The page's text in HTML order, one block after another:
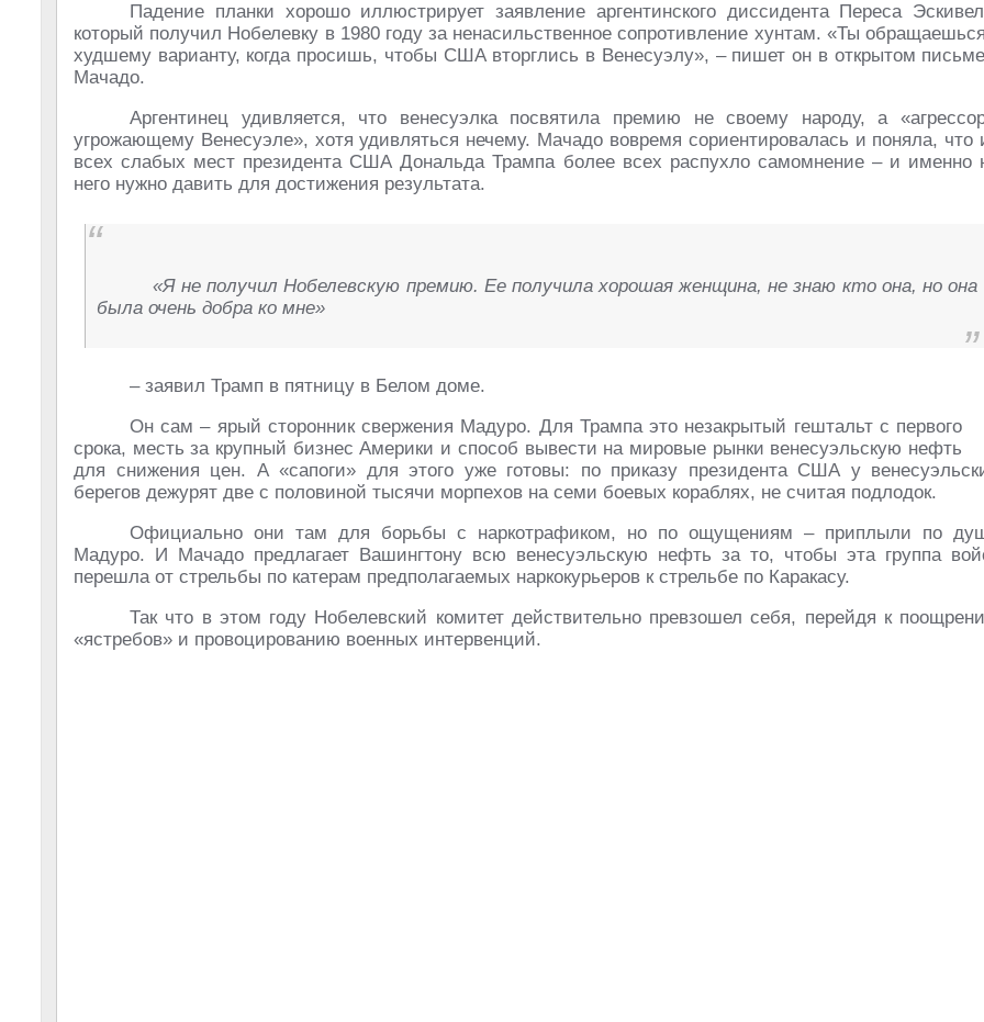
Падение планки хорошо иллюстрирует заявление аргентинского диссидента Переса
который получил Нобелевку в 1980 году за ненасильственное сопротивление хунтам. «Ты
худшему варианту, когда просишь, чтобы США вторглись в Венесуэлу», – пишет он в открытом
Мачадо.
Аргентинец удивляется, что венесуэлка посвятила премию не своему народу, а
угрожающему Венесуэле», хотя удивляться нечему. Мачадо вовремя сориентировалась и поняла, что
всех слабых мест президента США Дональда Трампа более всех распухло самомнение – и именно
него нужно давить для достижения результата.
«Я не получил Нобелевскую премию. Ее получила хорошая женщина, не знаю кто она, но она
была очень добра ко мне»
– заявил Трамп в пятницу в Белом доме.
Он сам – ярый сторонник свержения Мадуро. Для Трампа это незакрытый гештальт с первого
срока, месть за крупный бизнес Америки и способ вывести на мировые рынки венесуэльскую нефть
для снижения цен. А «сапоги» для этого уже готовы: по приказу президента США у
берегов дежурят две с половиной тысячи морпехов на семи боевых кораблях, не считая подлодок.
Официально они там для борьбы с наркотрафиком, но по ощущениям – приплыли по
Мадуро. И Мачадо предлагает Вашингтону всю венесуэльскую нефть за то, чтобы эта группа
перешла от стрельбы по катерам предполагаемых наркокурьеров к стрельбе по Каракасу.
Так что в этом году Нобелевский комитет действительно превзошел себя, перейдя к
«ястребов» и провоцированию военных интервенций.